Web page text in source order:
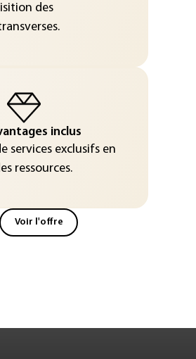
des
inclus
services exclusifs en
ressources.
Voir l'offre